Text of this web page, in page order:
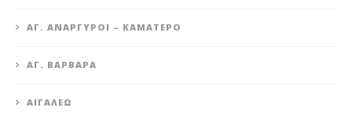
ΆΓ. ΑΝΆΡΓΥΡΟΙ – KΑΜΑΤΕΡΌ
ΑΓ. ΒΑΡΒΆΡΑ
ΑΙΓΆΛΕΩ